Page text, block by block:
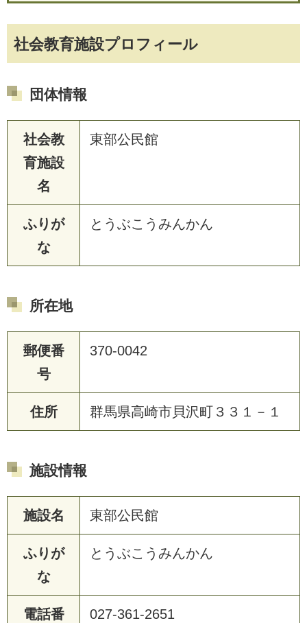
社会教育施設プロフィール
団体情報
社会教
育施設
名
東部公民館
ふりが
な
とうぶこうみんかん
所在地
郵便番
号
370-0042
住所 群馬県高崎市貝沢町３３１－１
施設情報
施設名 東部公民館
ふりが
な
とうぶこうみんかん
電話番 027-361-2651